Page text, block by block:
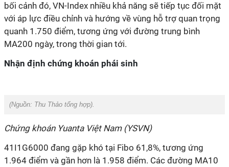
bối cảnh đó, VN-Index nhiều khả năng sẽ tiếp tục đối mặt
với áp lực điều chỉnh và hướng về vùng hỗ trợ quan trọng
quanh 1.750 điểm, tương ứng với đường trung bình
MA200 ngày, trong thời gian tới.
Nhận định chứng khoán phái sinh
(Nguồn: Thu Thảo tổng hợp).
Chứng khoán Yuanta Việt Nam (YSVN)
41I1G6000 đang gặp khó tại Fibo 61,8%, tương ứng
1.964 điểm và gần hơn là 1.958 điểm. Các đường MA10